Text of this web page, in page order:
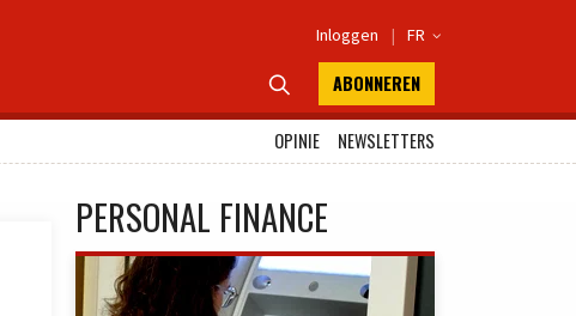
Inloggen | FR 
 ABONNEREN
OPINIE
NEWSLETTERS
PERSONAL FINANCE